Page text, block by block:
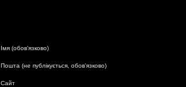
Імя (обов'язково)
Пошта (не публікується, обов'язково)
Сайт